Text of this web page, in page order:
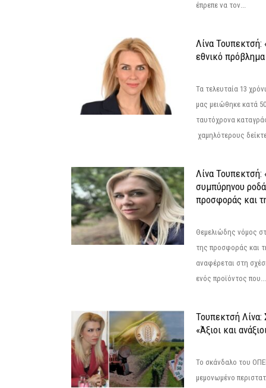
έπρεπε να τον...
Λίνα Τουπεκτσή:
εθνικό πρόβλημα
Τα τελευταία 13
μας μειώθηκε κατά
ταυτόχρονα
χαμηλότερους
Λίνα Τουπεκτσή:
συμπύρηνου
προσφοράς και
Θεμελιώδης νόμος
της προσφοράς και
αναφέρεται στη
ενός προϊόντος που...
Τουπεκτσή
«Άξιοι και
Το σκάνδαλο του
μεμονωμένο